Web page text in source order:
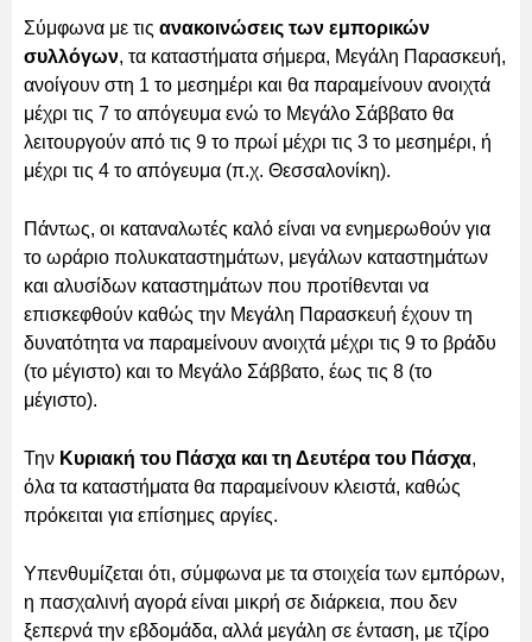
Σύμφωνα με τις ανακοινώσεις των εμπορικών
συλλόγων, τα καταστήματα σήμερα, Μεγάλη Παρασκευή,
ανοίγουν στη 1 το μεσημέρι και θα παραμείνουν ανοιχτά
μέχρι τις 7 το απόγευμα ενώ το Μεγάλο Σάββατο θα
λειτουργούν από τις 9 το πρωί μέχρι τις 3 το μεσημέρι, ή
μέχρι τις 4 το απόγευμα (π.χ. Θεσσαλονίκη).
Πάντως, οι καταναλωτές καλό είναι να ενημερωθούν για
το ωράριο πολυκαταστημάτων, μεγάλων καταστημάτων
και αλυσίδων καταστημάτων που προτίθενται να
επισκεφθούν καθώς την Μεγάλη Παρασκευή έχουν τη
δυνατότητα να παραμείνουν ανοιχτά μέχρι τις 9 το βράδυ
(το μέγιστο) και το Μεγάλο Σάββατο, έως τις 8 (το
μέγιστο).
Την Κυριακή του Πάσχα και τη Δευτέρα του Πάσχα,
όλα τα καταστήματα θα παραμείνουν κλειστά, καθώς
πρόκειται για επίσημες αργίες.
Υπενθυμίζεται ότι, σύμφωνα με τα στοιχεία των εμπόρων,
η πασχαλινή αγορά είναι μικρή σε διάρκεια, που δεν
ξεπερνά την εβδομάδα, αλλά μεγάλη σε ένταση, με τζίρο